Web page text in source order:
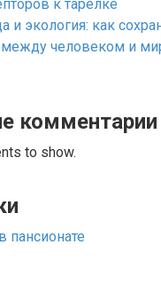
к тарелке
и экология: как
между человеком и
комментарии
to show.
пансионате